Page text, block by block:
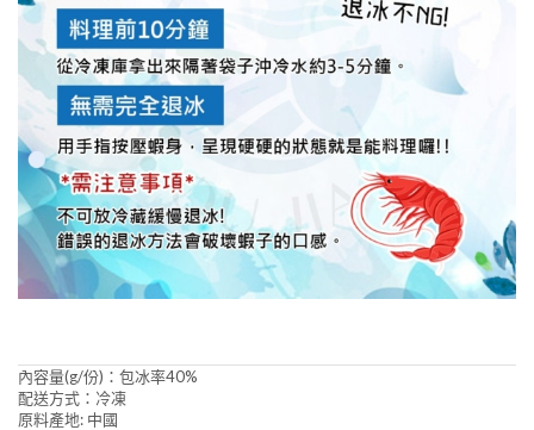
內容量(g/份)：包冰率40%
配送方式：冷凍
原料產地: 中國